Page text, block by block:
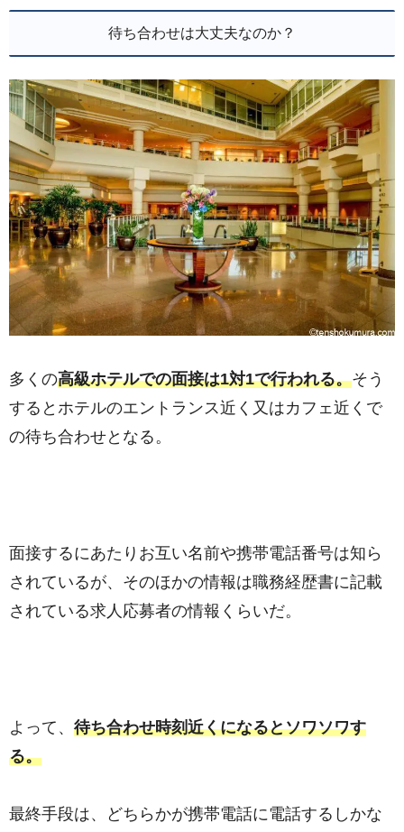
待ち合わせは大丈夫なのか？
多くの高級ホテルでの面接は1対1で行われる。そう
するとホテルのエントランス近く又はカフェ近くで
の待ち合わせとなる。
面接するにあたりお互い名前や携帯電話番号は知ら
されているが、そのほかの情報は職務経歴書に記載
されている求人応募者の情報くらいだ。
よって、 待ち合わせ時刻近くになるとソワソワす
る。
最終手段は、どちらかが携帯電話に電話するしかな